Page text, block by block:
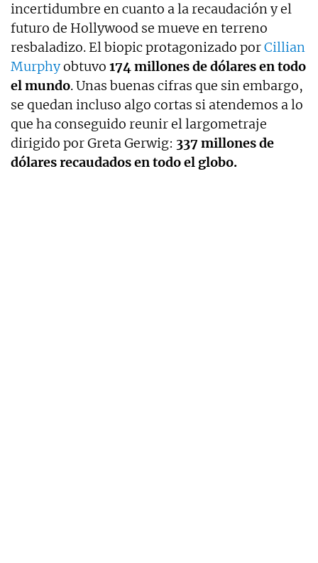
incertidumbre en cuanto a la recaudación y el
futuro de Hollywood se mueve en terreno
resbaladizo. El biopic protagonizado porCillian
Murphyobtuvo 174 millones de dólares en todo
el mundo. Unas buenas cifras que sin embargo,
se quedan incluso algo cortas si atendemos a lo
que ha conseguido reunir el largometraje
dirigido por Greta Gerwig: 337 millones de
dólares recaudados en todo el globo.